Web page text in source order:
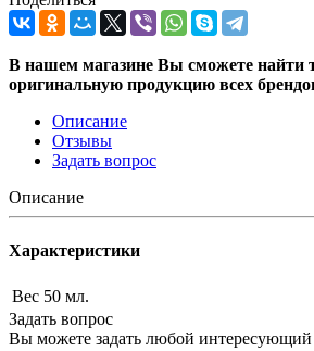
В нашем магазине Вы сможете найти
оригинальную продукцию всех
Описание
Отзывы
Задать вопрос
Описание
Характеристики
Вес 50 мл.
Задать вопрос
Вы можете задать любой интересующий